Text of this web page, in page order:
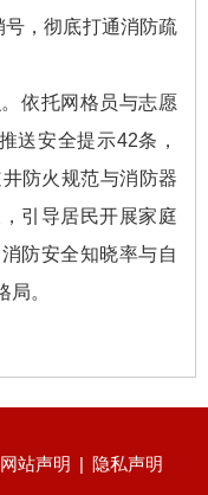
，彻底打通消防疏
依托网格员与志愿
送安全提示42条，
防火规范与消防器
引导居民开展家庭
防安全知晓率与自
。
网站声明 | 隐私声明